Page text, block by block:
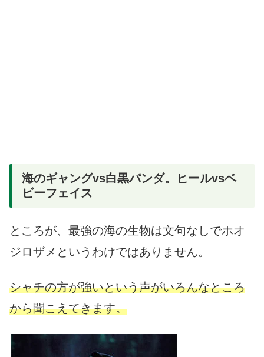
海のギャングvs白黒パンダ。ヒールvsベ
ビーフェイス
ところが、最強の海の生物は文句なしでホオ
ジロザメというわけではありません。
シャチの方が強いという声がいろんなところ
から聞こえてきます。